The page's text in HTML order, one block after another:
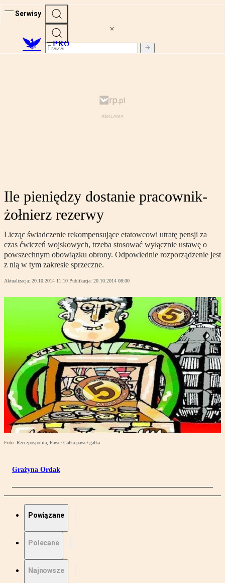
Serwisy
PRO
Ile pieniędzy dostanie pracownik-
żołnierz rezerwy
Licząc świadczenie rekompensujące etatowcowi utratę pensji za
czas ćwiczeń wojskowych, trzeba stosować wyłącznie ustawę o
powszechnym obowiązku obrony. Odpowiednie rozporządzenie jest
z nią w tym zakresie sprzeczne.
Aktualizacja: 20.10.2014 11:10 Publikacja: 20.10.2014 08:00
Foto: Rzeczpospolita, Paweł Gałka paweł gałka
Grażyna Ordak
Powiązane
Polecane
Najnowsze